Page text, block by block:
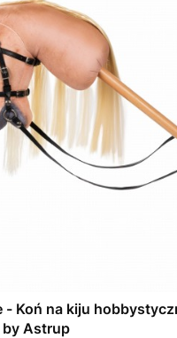
- Koń na kiju
by Astrup